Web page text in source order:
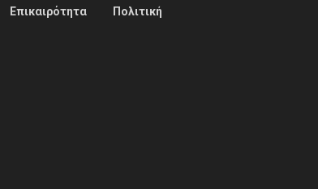
Επικαιρότητα
Πολιτική